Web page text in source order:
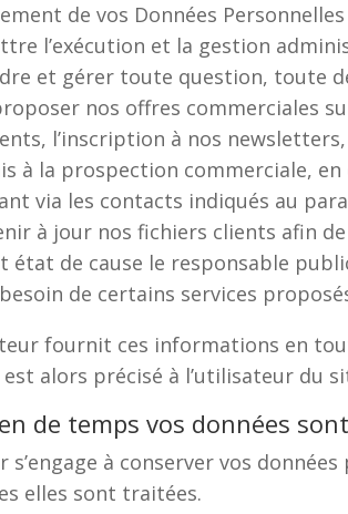
de vos Données
l’exécution et la gestion
et gérer toute question, toute
nos offres commerciales
l’inscription à nos
à la prospection commerciale,
via les contacts indiqués au
à jour nos fichiers clients afin
état de cause le responsable
de certains services
fournit ces informations en
est alors précisé à l’utilisateur du
de temps vos données
s’engage à conserver vos
elles sont traitées.